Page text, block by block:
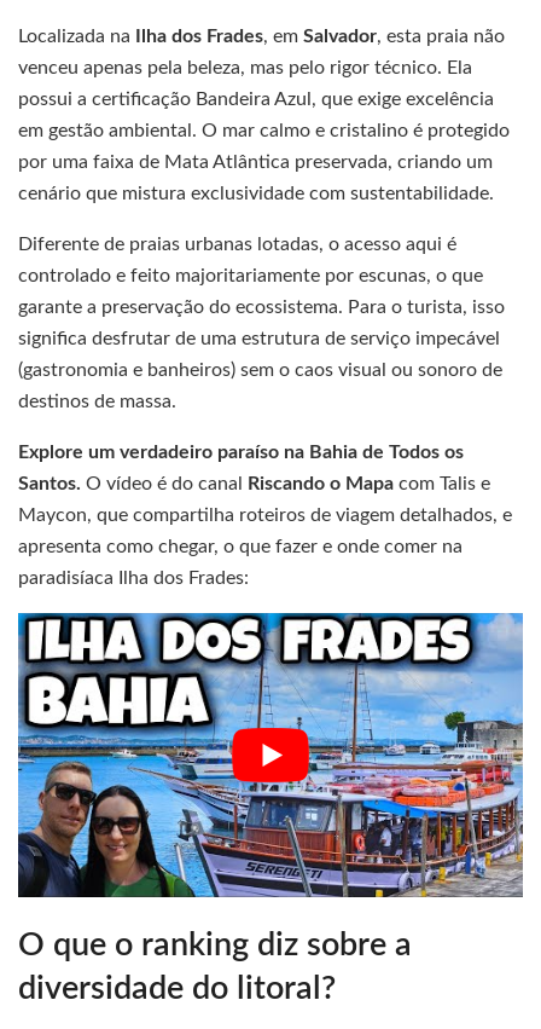
Localizada na Ilha dos Frades, em Salvador, esta praia não
venceu apenas pela beleza, mas pelo rigor técnico. Ela
possui a certificação Bandeira Azul, que exige excelência
em gestão ambiental. O mar calmo e cristalino é protegido
por uma faixa de Mata Atlântica preservada, criando um
cenário que mistura exclusividade com sustentabilidade.
Diferente de praias urbanas lotadas, o acesso aqui é
controlado e feito majoritariamente por escunas, o que
garante a preservação do ecossistema. Para o turista, isso
significa desfrutar de uma estrutura de serviço impecável
(gastronomia e banheiros) sem o caos visual ou sonoro de
destinos de massa.
Explore um verdadeiro paraíso na Bahia de Todos os
Santos. O vídeo é do canal Riscando o Mapa com Talis e
Maycon, que compartilha roteiros de viagem detalhados, e
apresenta como chegar, o que fazer e onde comer na
paradisíaca Ilha dos Frades:
O que o ranking diz sobre a
diversidade do litoral?